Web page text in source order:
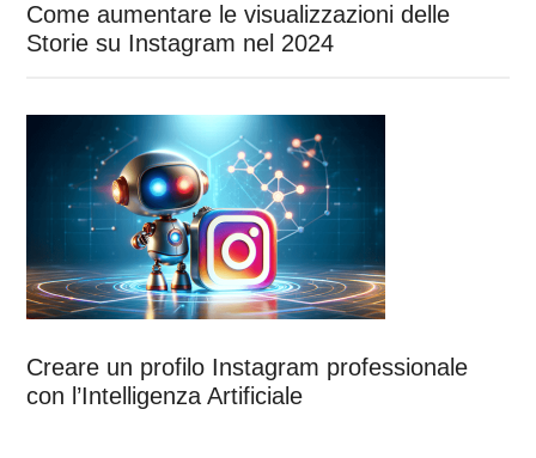
Come aumentare le visualizzazioni delle
Storie su Instagram nel 2024
Creare un profilo Instagram professionale
con l’Intelligenza Artificiale